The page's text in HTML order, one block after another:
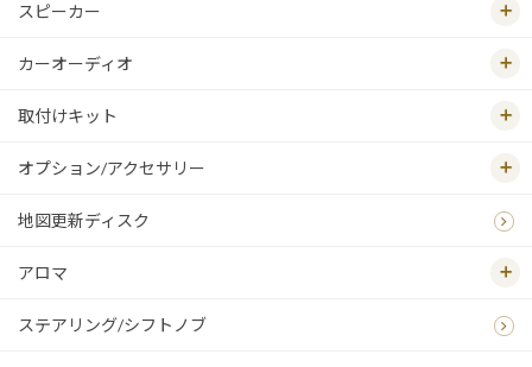
スピーカー
カーオーディオ
取付けキット
オプション/アクセサリー
地図更新ディスク
アロマ
ステアリング/シフトノブ